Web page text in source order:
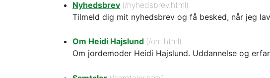
Nyhedsbrev (/nyhedsbrev.html)
Tilmeld dig mit nyhedsbrev og få besked, når jeg
Om Heidi Hajslund (/om.html)
Om jordemoder Heidi Hajslund. Uddannelse og